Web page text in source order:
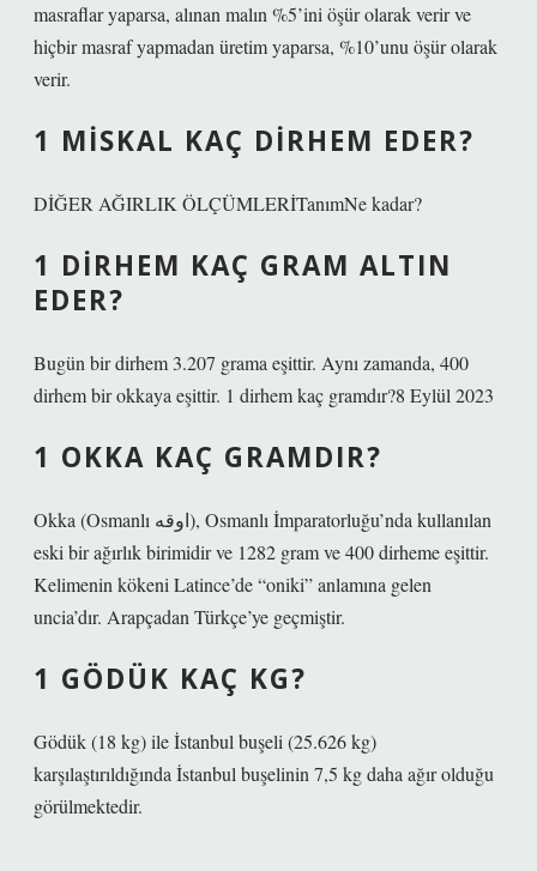
masraflar yaparsa, alınan malın %5’ini öşür olarak verir ve
hiçbir masraf yapmadan üretim yaparsa, %10’unu öşür olarak
verir.
1 MISKAL KAÇ DIRHEM EDER?
DİĞER AĞIRLIK ÖLÇÜMLERİTanımNe kadar?
1 DIRHEM KAÇ GRAM ALTIN
EDER?
Bugün bir dirhem 3.207 grama eşittir. Aynı zamanda, 400
dirhem bir okkaya eşittir. 1 dirhem kaç gramdır?8 Eylül 2023
1 OKKA KAÇ GRAMDIR?
Okka (Osmanlı اوقه), Osmanlı İmparatorluğu’nda kullanılan
eski bir ağırlık birimidir ve 1282 gram ve 400 dirheme eşittir.
Kelimenin kökeni Latince’de “oniki” anlamına gelen
uncia’dır. Arapçadan Türkçe’ye geçmiştir.
1 GÖDÜK KAÇ KG?
Gödük (18 kg) ile İstanbul buşeli (25.626 kg)
karşılaştırıldığında İstanbul buşelinin 7,5 kg daha ağır olduğu
görülmektedir.